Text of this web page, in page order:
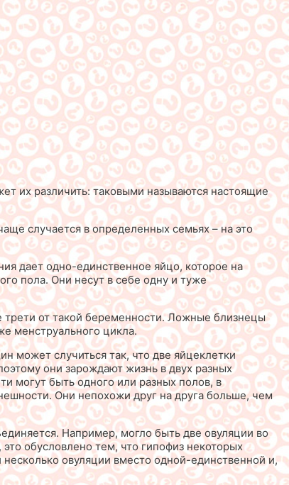
их различить: таковыми называются настоящие
случается в определенных семьях – на это
дает одно-единственное яйцо, которое на
пола. Они несут в себе одну и туже
от такой беременности. Ложные близнецы
менструального цикла.
может случиться так, что две яйцеклетки
они зарождают жизнь в двух разных
могут быть одного или разных полов, в
Они непохожи друг на друга больше, чем
Например, могло быть две овуляции во
обусловлено тем, что гипофиз некоторых
овуляции вместо одной-единственной и,